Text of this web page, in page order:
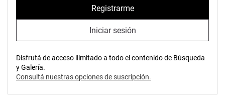
Registrarme
Iniciar sesión
Disfrutá de acceso ilimitado a todo el contenido de Búsqueda
y Galería.
Consultá nuestras opciones de suscripción.